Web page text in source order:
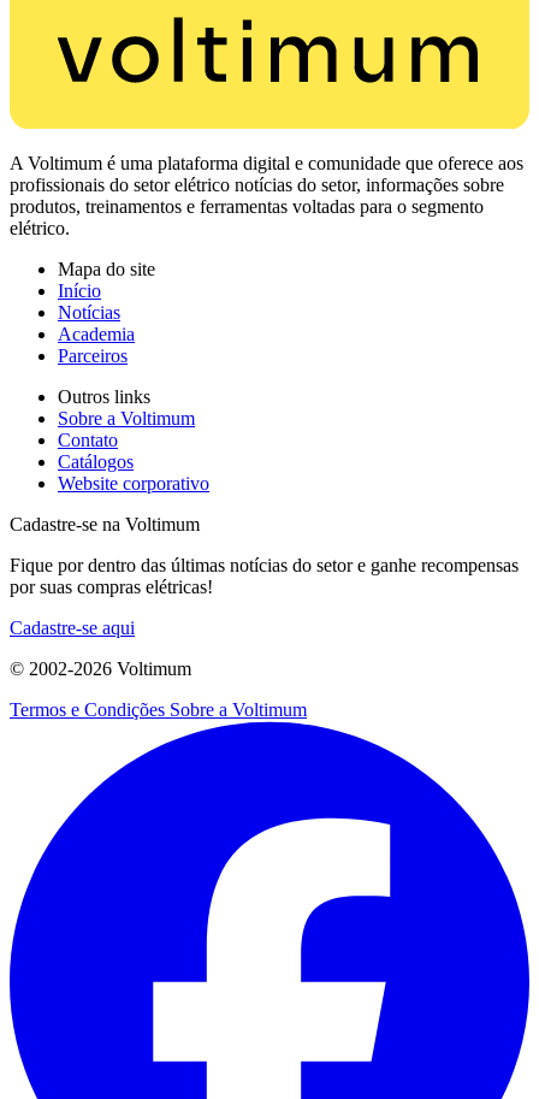
A Voltimum é uma plataforma digital e comunidade que oferece aos
profissionais do setor elétrico notícias do setor, informações sobre
produtos, treinamentos e ferramentas voltadas para o segmento
elétrico.
Mapa do site
Início
Notícias
Academia
Parceiros
Outros links
Sobre a Voltimum
Contato
Catálogos
Website corporativo
Cadastre-se na Voltimum
Fique por dentro das últimas notícias do setor e ganhe recompensas
por suas compras elétricas!
Cadastre-se aqui
© 2002-2026 Voltimum
Termos e Condições Sobre a Voltimum